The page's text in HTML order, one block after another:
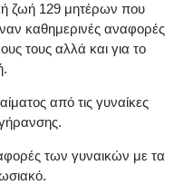
ζωή 129 μητέρων που
καθημερινές αναφορές
τους αλλά και για το
από τις γυναίκες
των γυναικών με τα